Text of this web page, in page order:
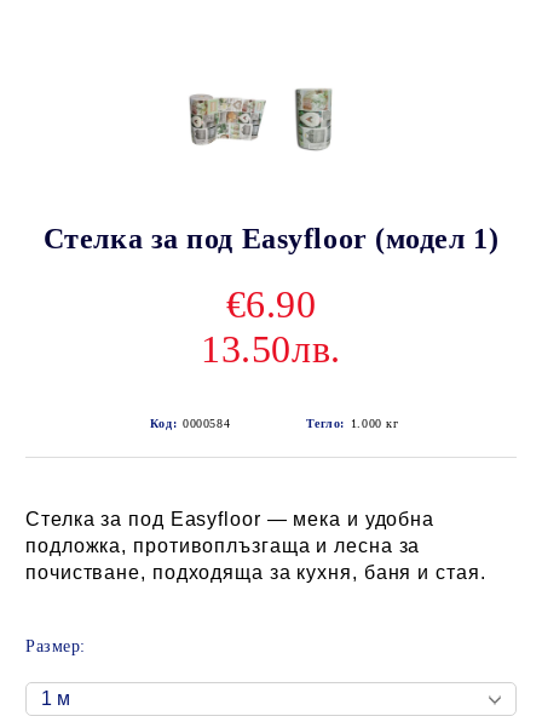
Стелка за под Easyfloor (модел 1)
€6.90
13.50лв.
Код: 0000584 Тегло: 1.000 кг
Стелка за под Easyfloor — мека и удобна
подложка, противоплъзгаща и лесна за
почистване, подходяща за кухня, баня и стая.
Размер: